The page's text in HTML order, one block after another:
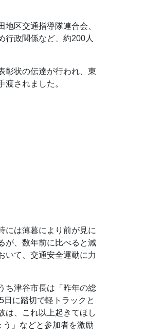
区交通指導隊連合会、
行政関係など、約200人
彰状の伝達が行われ、東
されました。
には薄暮により前が見に
が、数年前に比べると減
いて、交通安全運動に力
ち津谷市長は「昨年の総
に踏切で軽トラックと
は、これ以上起きてほし
」などと参加者を激励